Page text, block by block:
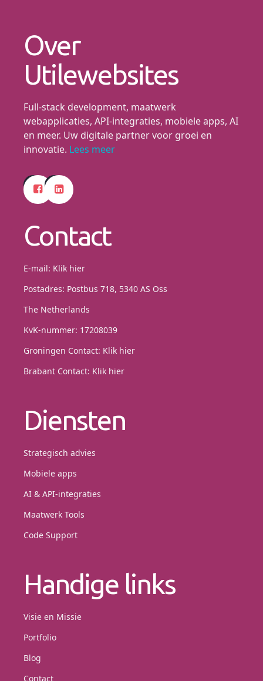
Over
Utilewebsites
Full-stack development, maatwerk
webapplicaties, API-integraties, mobiele apps, AI
en meer. Uw digitale partner voor groei en
innovatie. Lees meer
Contact
E-mail: Klik hier
Postadres: Postbus 718, 5340 AS Oss
The Netherlands
KvK-nummer: 17208039
Groningen Contact: Klik hier
Brabant Contact: Klik hier
Diensten
Strategisch advies
Mobiele apps
AI & API-integraties
Maatwerk Tools
Code Support
Handige links
Visie en Missie
Portfolio
Blog
Contact